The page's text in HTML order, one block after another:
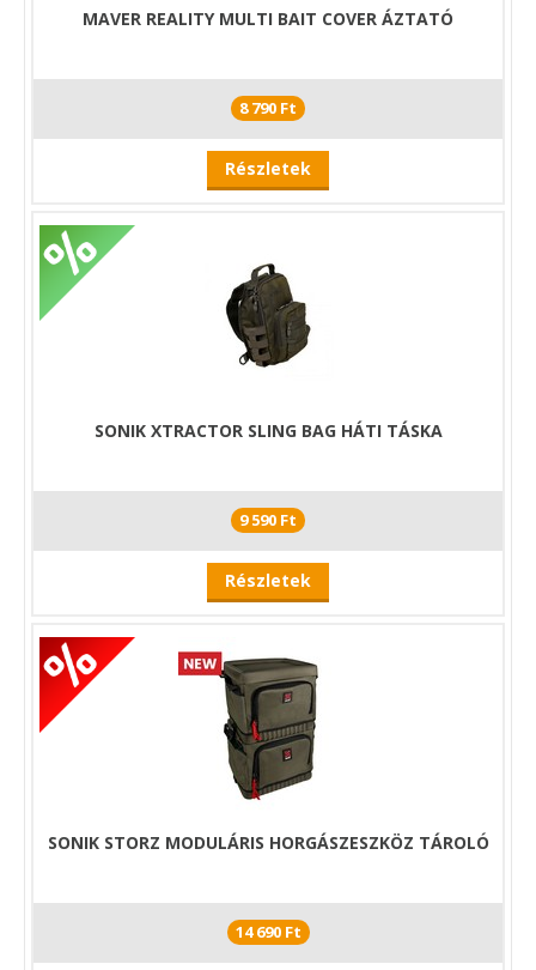
MAVER REALITY MULTI BAIT COVER ÁZTATÓ
8 790 Ft
Részletek
SONIK XTRACTOR SLING BAG HÁTI TÁSKA
9 590 Ft
Részletek
SONIK STORZ MODULÁRIS HORGÁSZESZKÖZ TÁROLÓ
14 690 Ft